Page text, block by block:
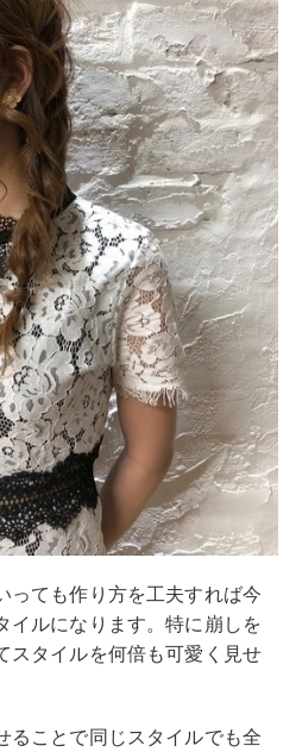
っても作り方を工夫すれば今
イルになります。特に崩しを
スタイルを何倍も可愛く見せ
ることで同じスタイルでも全